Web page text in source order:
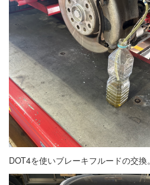
DOT4を使いブレーキフルードの交換。